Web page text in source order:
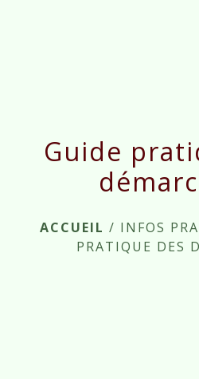
Guide
ACCUEIL / INFOS
PRATIQUE DES